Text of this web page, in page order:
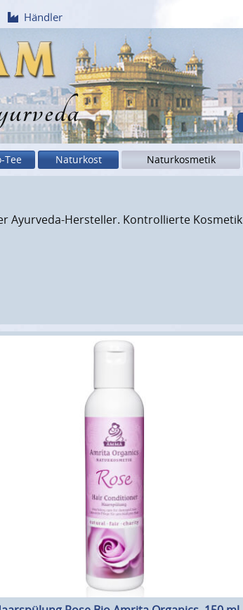
Händler
Tee Naturkost Naturkosmetik
Ayurveda-Hersteller. Kontrollierte Kosmetik